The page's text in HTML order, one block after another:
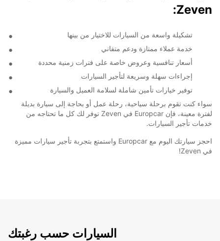
Zeven:
تشكيلة واسعة من السيارات للاختيار من بينها
خدمة عملاء ممتازة ودعم متفاني
أسعار تنافسية وعروض خاصة على فترات زمنية محددة
إجراءات سهلة وسريعة لتأجير السيارات
توفير خيارات تأمين شاملة لسلامة العميل والسيارة
سواء كنت تقوم برحلة سياحية، رحلة عمل أو بحاجة إلى سيارة بديلة
لفترة معينة، فإن Europcar في Zeven توفر لك كل ما تحتاجه من
خدمات تأجير السيارات.
احجز سيارتك اليوم مع Europcar واستمتع بتجربة تأجير سيارات مميزة
في Zeven!
السيارات حسب رغبتك